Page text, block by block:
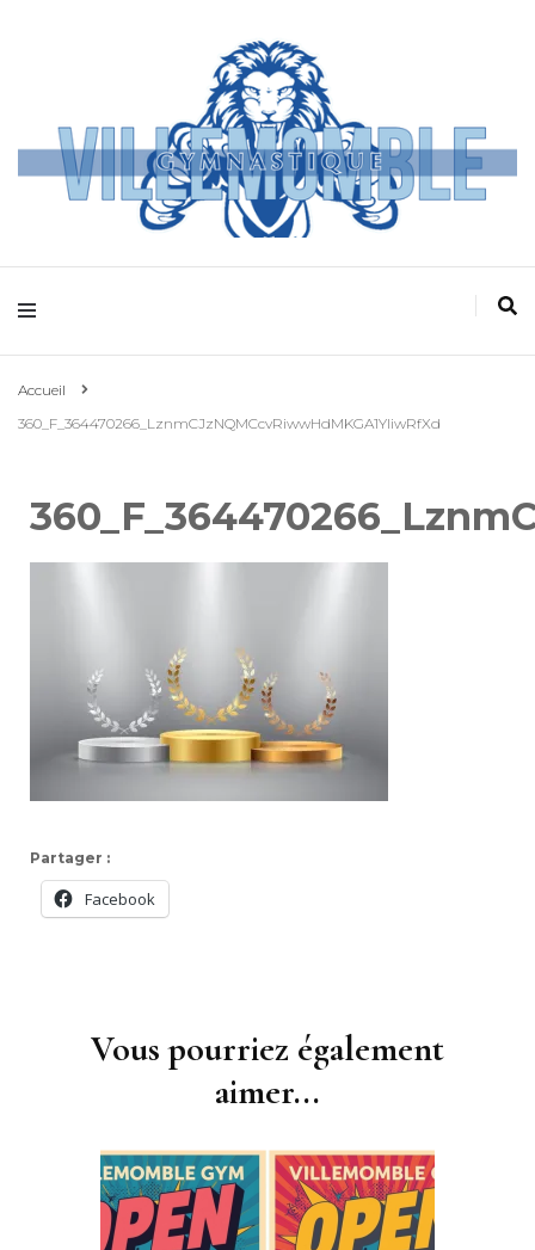
Villemomble
Gymnastique
Accueil
360_F_364470266_LznmCJzNQMCcvRiwwHdMKGA1YIiwRfXd
Partager :
Facebook
Vous pourriez également
aimer...